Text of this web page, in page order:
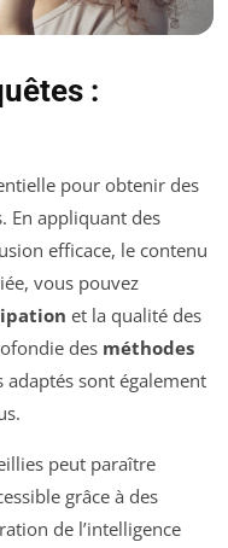
:
pour obtenir des
En appliquant des
efficace, le contenu
vous pouvez
et la qualité des
des méthodes
adaptés sont également
peut paraître
grâce à des
de l’intelligence